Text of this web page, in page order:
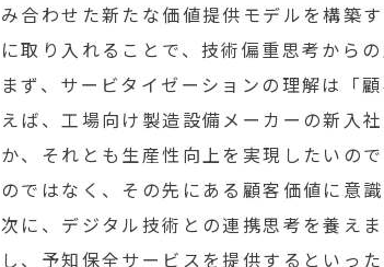
み合わせた新たな価値提供モデルを構築
に取り入れることで、技術偏重思考から
まず、サービタイゼーションの理解は「
えば、工場向け製造設備メーカーの新入
か、それとも生産性向上を実現したいの
のではなく、その先にある顧客価値に意
次に、デジタル技術との連携思考を養え
し、予知保全サービスを提供するといっ